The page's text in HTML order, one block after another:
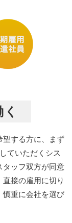
望する方に、まず
ていただくシス
タッフ双方が同意
接の雇用に切り
慎重に会社を選び